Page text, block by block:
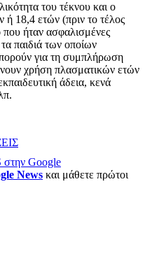
του τέκνου και ο
18,4 ετών (πριν το τέλος
ήταν ασφαλισμένες
παιδιά των οποίων
για τη συμπλήρωση
χρήση πλασματικών ετών
άδεια, κενά
Google
News και μάθετε πρώτοι